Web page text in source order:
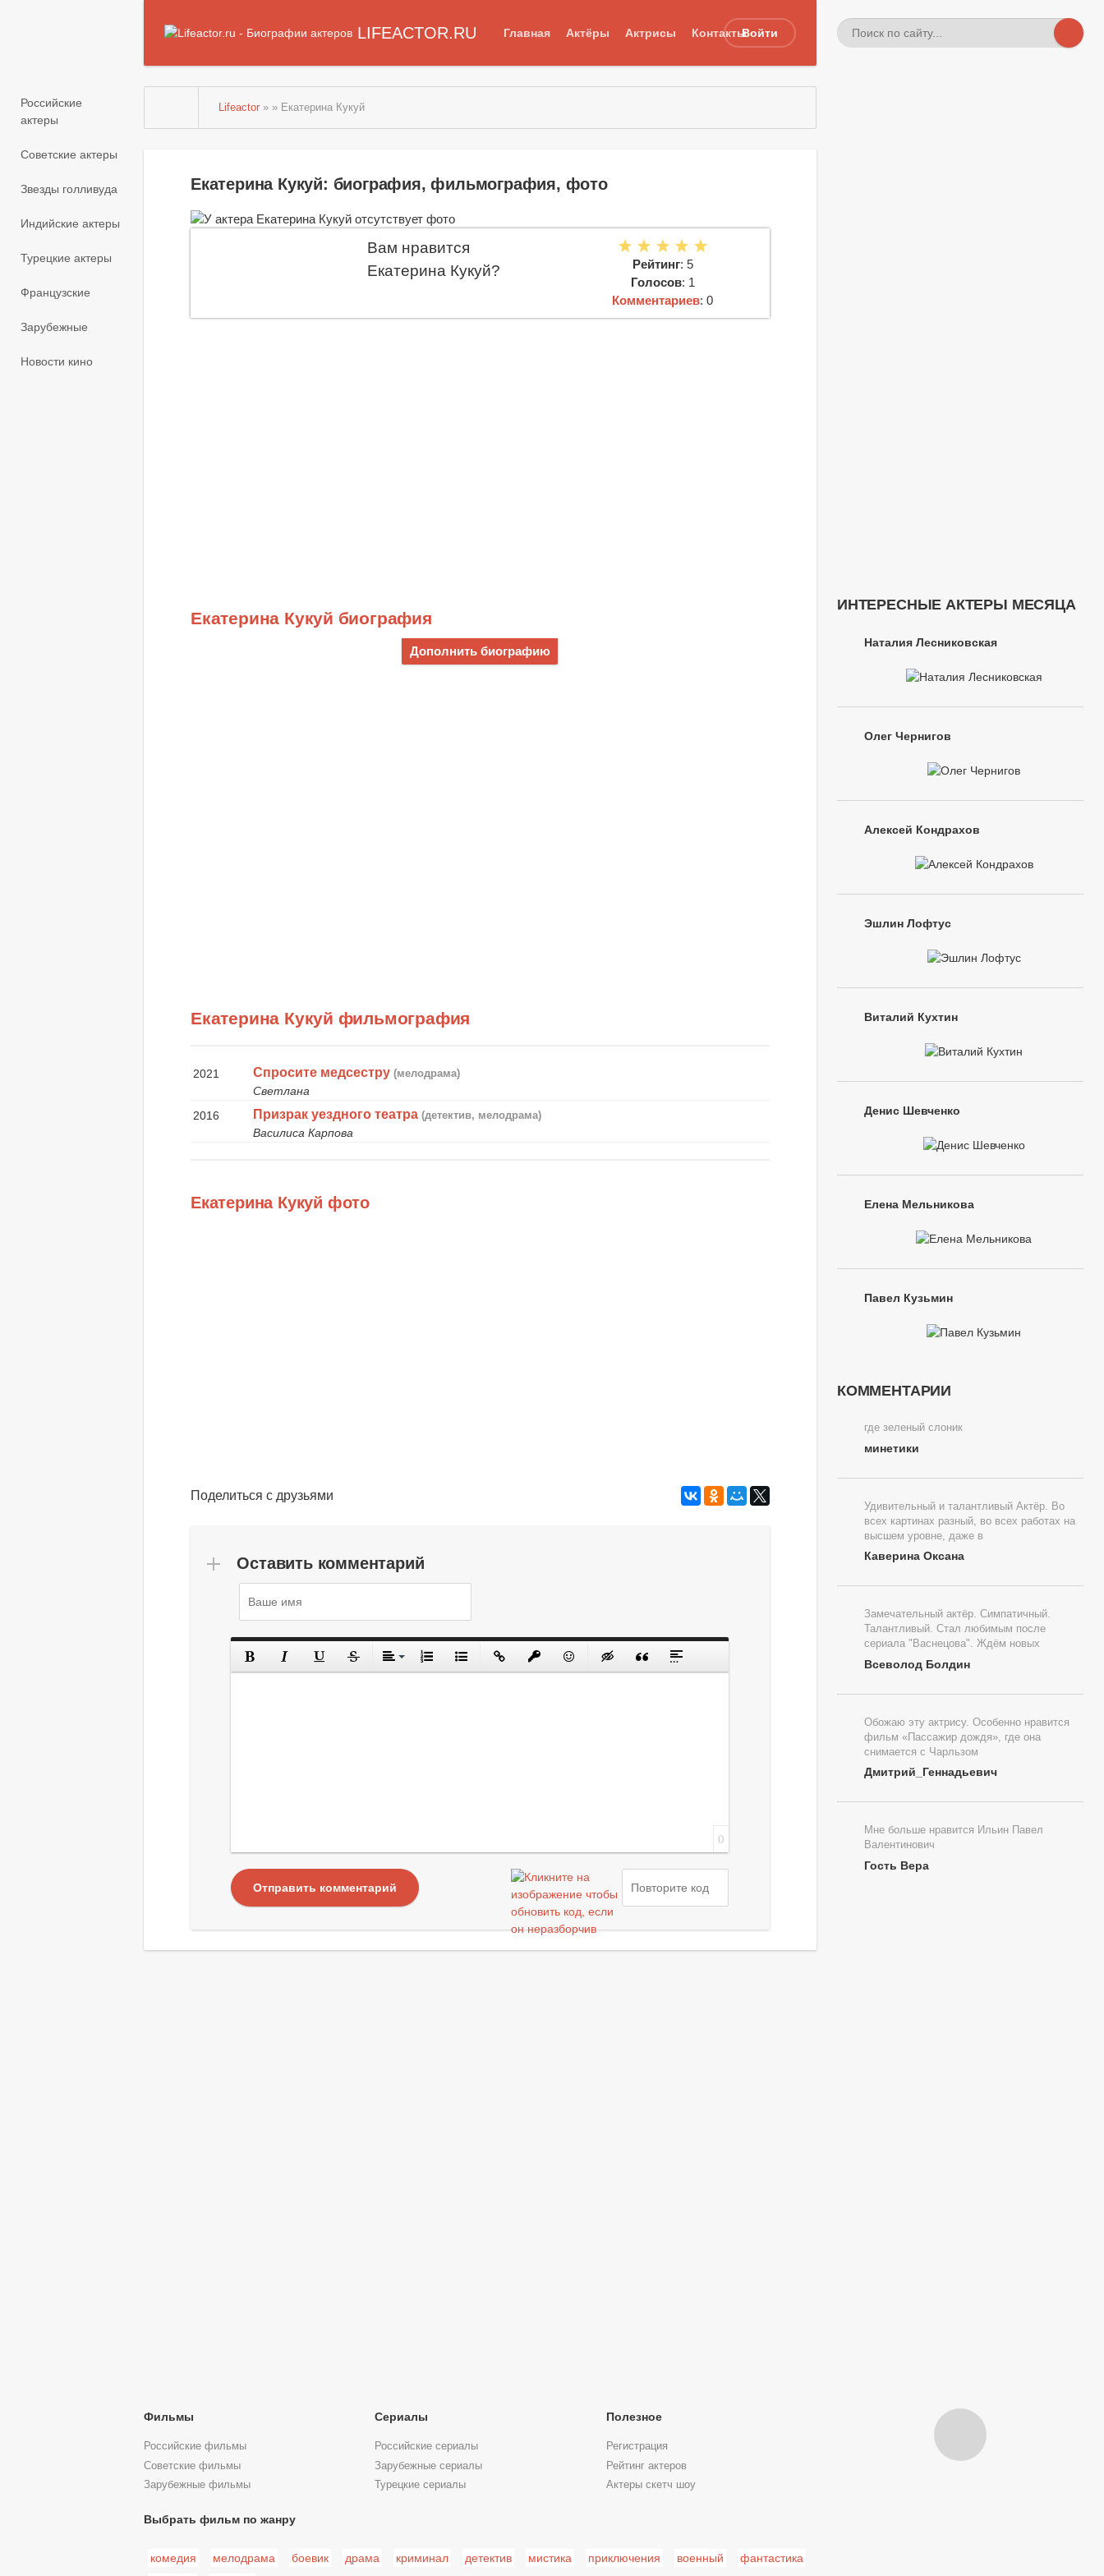
LIFEACTOR.RU Главная Актёры Актрисы КонтактыВойти
Российские
актеры
Советские актеры
Звезды голливуда
Индийские актеры
Турецкие актеры
Французские
Зарубежные
Новости кино
Lifeactor » » Екатерина Кукуй
Екатерина Кукуй: биография, фильмография, фото
Вам нравится
Екатерина Кукуй?
Рейтинг: 5
Голосов: 1
Комментариев: 0
Екатерина Кукуй биография
Дополнить биографию
Екатерина Кукуй фильмография
2021 Спросите медсестру (мелодрама)
Светлана
2016
Призрак уездного театра (детектив, мелодрама)
Василиса Карпова
Екатерина Кукуй фото
Поделиться с друзьями
Оставить комментарий
0
Отправить комментарий
ИНТЕРЕСНЫЕ АКТЕРЫ МЕСЯЦА
Наталия Лесниковская
Олег Чернигов
Алексей Кондрахов
Эшлин Лофтус
Виталий Кухтин
Денис Шевченко
Елена Мельникова
Павел Кузьмин
КОММЕНТАРИИ
где зеленый слоник
минетики
Удивительный и талантливый Актёр. Во
всех картинах разный, во всех работах на
высшем уровне, даже в
Каверина Оксана
Замечательный актёр. Симпатичный.
Талантливый. Стал любимым после
сериала "Васнецова". Ждём новых
Всеволод Болдин
Обожаю эту актрису. Особенно нравится
фильм «Пассажир дождя», где она
снимается с Чарльзом
Дмитрий_Геннадьевич
Мне больше нравится Ильин Павел
Валентинович
Гость Вера
Фильмы
Российские фильмы
Советские фильмы
Зарубежные фильмы
Сериалы
Российские сериалы
Зарубежные сериалы
Турецкие сериалы
Полезное
Регистрация
Рейтинг актеров
Актеры скетч шоу
Выбрать фильм по жанру
комедия мелодрама боевик драма криминал детектив мистика приключения военный фантастика